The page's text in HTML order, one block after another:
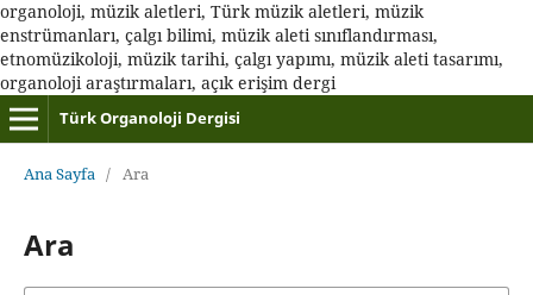
organoloji, müzik aletleri, Türk müzik aletleri, müzik
enstrümanları, çalgı bilimi, müzik aleti sınıflandırması,
etnomüzikoloji, müzik tarihi, çalgı yapımı, müzik aleti tasarımı,
organoloji araştırmaları, açık erişim dergi
Türk Organoloji Dergisi
Ana Sayfa / Ara
Ara